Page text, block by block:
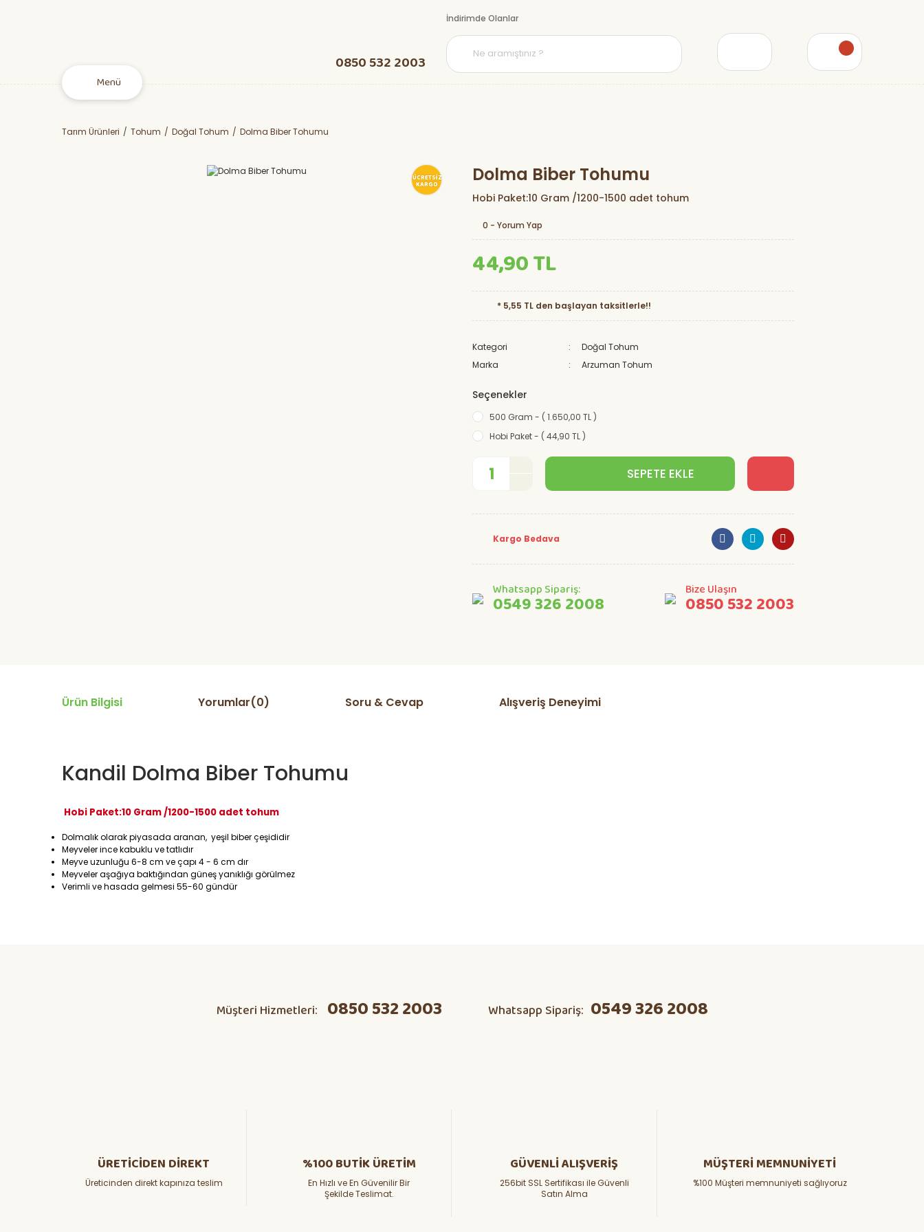
Menü
0850 532 2003
İndirimde Olanlar
Tarım Ürünleri Tohum Doğal Tohum Dolma Biber Tohumu
ÜCRETSİZ
KARGO Dolma Biber Tohumu
Hobi Paket:10 Gram /1200-1500 adet tohum
0 - Yorum Yap
44,90 TL
* 5,55 TL den başlayan taksitlerle!!
Kategori
Doğal Tohum
Marka
Arzuman Tohum
Seçenekler
500 Gram - ( 1.650,00 TL )
Hobi Paket - ( 44,90 TL )
SEPETE EKLE
Kargo Bedava
Whatsapp Sipariş:
0549 326 2008
Bize Ulaşın
0850 532 2003
Ürün Bilgisi Yorumlar(0) Soru & Cevap Alışveriş Deneyimi
Kandil Dolma Biber Tohumu
Hobi Paket:10 Gram /1200-1500 adet tohum
Dolmalık olarak piyasada aranan, yeşil biber çeşididir
Meyveler ince kabuklu ve tatlıdır
Meyve uzunluğu 6-8 cm ve çapı 4 - 6 cm dır
Meyveler aşağıya baktığından güneş yanıklığı görülmez
Verimli ve hasada gelmesi 55-60 gündür
Yorum Yaz
ADEM BARAN | 26/06/2026
Müşteri Hizmetleri: 0850 532 2003 Whatsapp Sipariş: 0549 326 2008
ÜRETİCİDEN DİREKT
Üreticinden direkt kapınıza teslim
%100 BUTİK ÜRETİM
En Hızlı ve En Güvenilir Bir
Şekilde Teslimat.
GÜVENLİ ALIŞVERİŞ
256bit SSL Sertifikası ile Güvenli
Satın Alma
MÜŞTERİ MEMNUNİYETİ
%100 Müşteri memnuniyeti sağlıyoruz